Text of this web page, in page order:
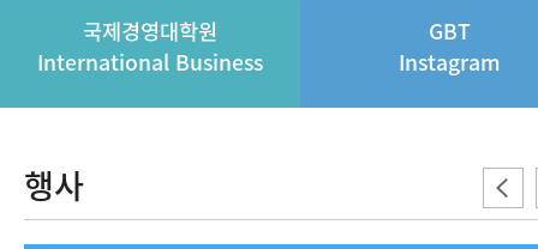
국제경영대학원
International Business
GBT
Instagram
행사